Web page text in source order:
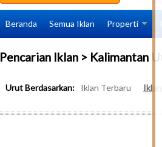
Beranda Semua Iklan Properti
Pencarian Iklan > Kalimantan
Urut Berdasarkan: Iklan Terbaru Iklan